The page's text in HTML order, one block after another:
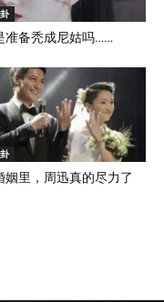
准备秃成尼姑吗……
姻里，周迅真的尽力了